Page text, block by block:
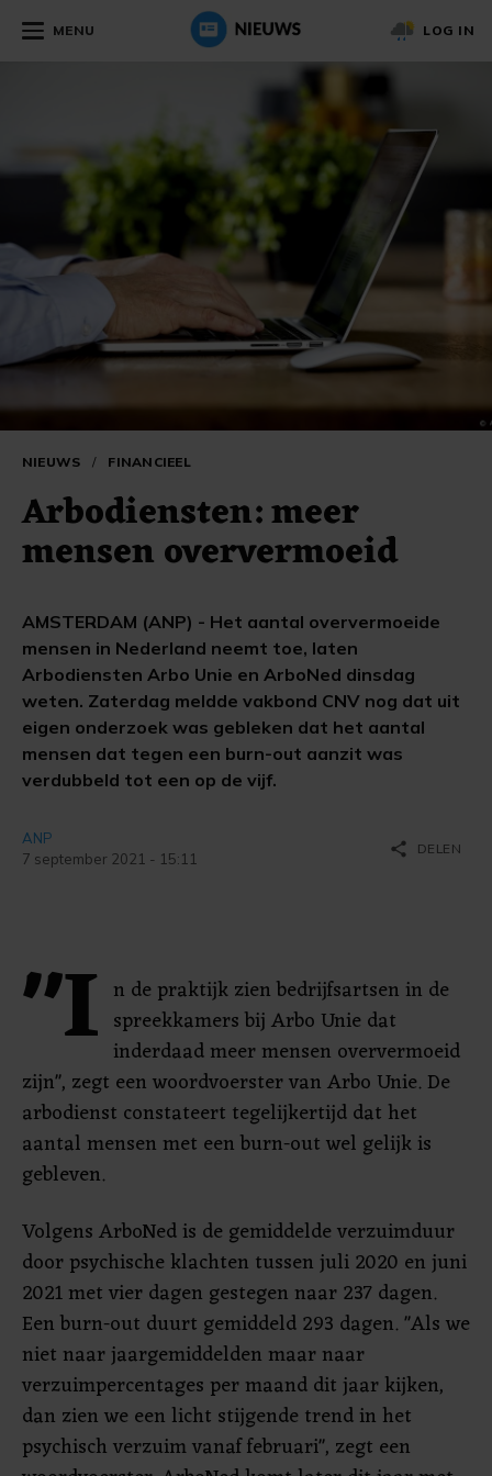
MENU LOG IN
NIEUWS / FINANCIEEL
Arbodiensten: meer
mensen oververmoeid
AMSTERDAM (ANP) - Het aantal oververmoeide
mensen in Nederland neemt toe, laten
Arbodiensten Arbo Unie en ArboNed dinsdag
weten. Zaterdag meldde vakbond CNV nog dat uit
eigen onderzoek was gebleken dat het aantal
mensen dat tegen een burn-out aanzit was
verdubbeld tot een op de vijf.
ANP
7 september 2021 - 15:11
share DELEN
"I n de praktijk zien bedrijfsartsen in de
spreekkamers bij Arbo Unie dat
inderdaad meer mensen oververmoeid
zijn", zegt een woordvoerster van Arbo Unie. De
arbodienst constateert tegelijkertijd dat het
aantal mensen met een burn-out wel gelijk is
gebleven.
Volgens ArboNed is de gemiddelde verzuimduur
door psychische klachten tussen juli 2020 en juni
2021 met vier dagen gestegen naar 237 dagen.
Een burn-out duurt gemiddeld 293 dagen. "Als we
niet naar jaargemiddelden maar naar
verzuimpercentages per maand dit jaar kijken,
dan zien we een licht stijgende trend in het
psychisch verzuim vanaf februari", zegt een